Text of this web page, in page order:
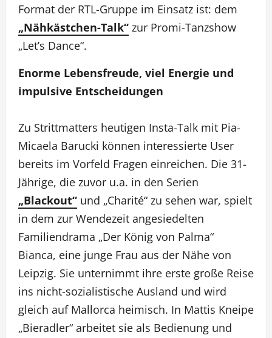
Format der RTL-Gruppe im Einsatz ist: dem
„Nähkästchen-Talk“ zur Promi-Tanzshow
„Let’s Dance“.
Enorme Lebensfreude, viel Energie und
impulsive Entscheidungen
Zu Strittmatters heutigen Insta-Talk mit Pia-
Micaela Barucki können interessierte User
bereits im Vorfeld Fragen einreichen. Die 31-
Jährige, die zuvor u.a. in den Serien
„Blackout“ und „Charité“ zu sehen war, spielt
in dem zur Wendezeit angesiedelten
Familiendrama „Der König von Palma“
Bianca, eine junge Frau aus der Nähe von
Leipzig. Sie unternimmt ihre erste große Reise
ins nicht-sozialistische Ausland und wird
gleich auf Mallorca heimisch. In Mattis Kneipe
„Bieradler“ arbeitet sie als Bedienung und